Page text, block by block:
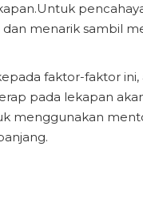
dan menarik sambil
faktor-faktor
pada lekapan
menggunakan